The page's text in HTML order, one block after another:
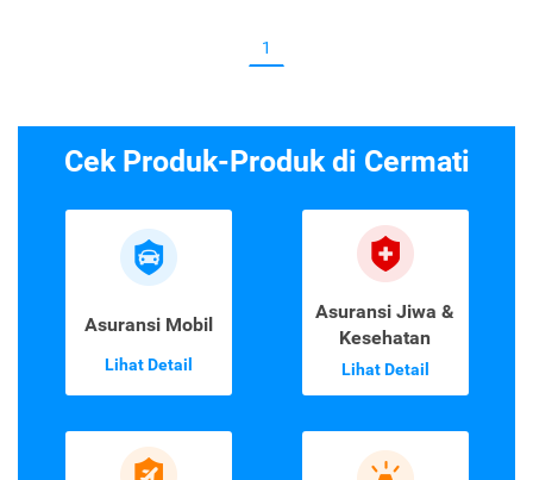
1
Cek Produk-Produk di Cermati
Asuransi Mobil
Lihat Detail
Asuransi Jiwa &
Kesehatan
Lihat Detail